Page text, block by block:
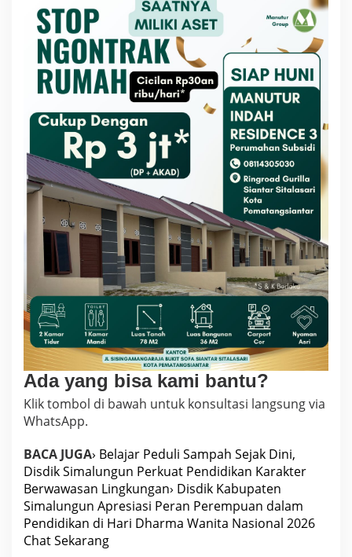
Ada yang bisa kami bantu?
Klik tombol di bawah untuk konsultasi langsung via
WhatsApp.
BACA JUGA› Belajar Peduli Sampah Sejak Dini,
Disdik Simalungun Perkuat Pendidikan Karakter
Berwawasan Lingkungan› Disdik Kabupaten
Simalungun Apresiasi Peran Perempuan dalam
Pendidikan di Hari Dharma Wanita Nasional 2026
Chat Sekarang